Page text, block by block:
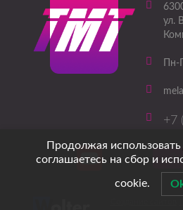
ул.
+7
Продолжая
соглашаетесь на сбор и
cookie.